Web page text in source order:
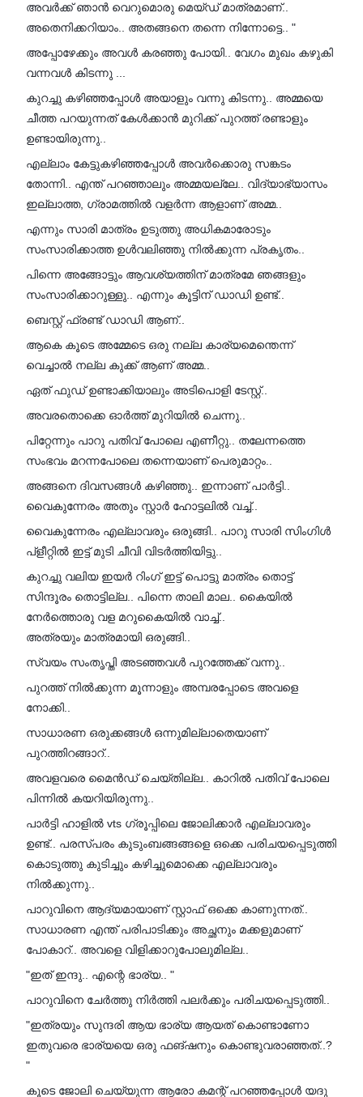
അവർക്ക് ഞാൻ വെറുമൊരു മെയ്ഡ് മാത്രമാണ്..
അതെനിക്കറിയാം.. അതങ്ങനെ തന്നെ നിന്നോട്ടെ.. "
അപ്പോഴേക്കും അവൾ കരഞ്ഞു പോയി.. വേഗം മുഖം കഴുകി
വന്നവൾ കിടന്നു ...
കുറച്ചു കഴിഞ്ഞപ്പോൾ അയാളും വന്നു കിടന്നു.. അമ്മയെ
ചീത്ത പറയുന്നത് കേൾക്കാൻ മുറിക്ക് പുറത്ത് രണ്ടാളും
ഉണ്ടായിരുന്നു..
എല്ലാം കേട്ടുകഴിഞ്ഞപ്പോൾ അവർക്കൊരു സങ്കടം
തോന്നി.. എന്ത് പറഞ്ഞാലും അമ്മയല്ലേ.. വിദ്യാഭ്യാസം
ഇല്ലാത്ത, ഗ്രാമത്തിൽ വളർന്ന ആളാണ് അമ്മ..
എന്നും സാരി മാത്രം ഉടുത്തു അധികമാരോടും
സംസാരിക്കാത്ത ഉൾവലിഞ്ഞു നിൽക്കുന്ന പ്രകൃതം..
പിന്നെ അങ്ങോട്ടും ആവശ്യത്തിന് മാത്രമേ ഞങ്ങളും
സംസാരിക്കാറുള്ളു.. എന്നും കൂട്ടിന് ഡാഡി ഉണ്ട്..
ബെസ്റ്റ് ഫ്രണ്ട് ഡാഡി ആണ്..
ആകെ കൂടെ അമ്മേടെ ഒരു നല്ല കാര്യമെന്തെന്ന്
വെച്ചാൽ നല്ല കുക്ക് ആണ് അമ്മ..
ഏത് ഫുഡ് ഉണ്ടാക്കിയാലും അടിപൊളി ടേസ്റ്റ്..
അവരതൊക്കെ ഓർത്ത് മുറിയിൽ ചെന്നു..
പിറ്റേന്നും പാറു പതിവ് പോലെ എണീറ്റു.. തലേന്നത്തെ
സംഭവം മറന്നപോലെ തന്നെയാണ് പെരുമാറ്റം..
അങ്ങനെ ദിവസങ്ങൾ കഴിഞ്ഞു.. ഇന്നാണ് പാർട്ടി..
വൈകുന്നേരം അതും സ്റ്റാർ ഹോട്ടലിൽ വച്ച്..
വൈകുന്നേരം എല്ലാവരും ഒരുങ്ങി.. പാറു സാരി സിംഗിൾ
പ്ളീറ്റിൽ ഇട്ട് മുടി ചീവി വിടർത്തിയിട്ടു..
കുറച്ചു വലിയ ഇയർ റിംഗ് ഇട്ട് പൊട്ടു മാത്രം തൊട്ട്
സിന്ദൂരം തൊട്ടില്ല.. പിന്നെ താലി മാല.. കൈയിൽ
നേർത്തൊരു വള മറുകൈയിൽ വാച്ച്..
അത്രയും മാത്രമായി ഒരുങ്ങി..
സ്വയം സംതൃപ്തി അടഞ്ഞവൾ പുറത്തേക്ക് വന്നു..
പുറത്ത് നിൽക്കുന്ന മൂന്നാളും അമ്പരപ്പോടെ അവളെ
നോക്കി..
സാധാരണ ഒരുക്കങ്ങൾ ഒന്നുമില്ലാതെയാണ്
പുറത്തിറങ്ങാറ്..
അവളവരെ മൈൻഡ് ചെയ്തില്ല.. കാറിൽ പതിവ് പോലെ
പിന്നിൽ കയറിയിരുന്നു..
പാർട്ടി ഹാളിൽ vts ഗ്രൂപ്പിലെ ജോലിക്കാർ എല്ലാവരും
ഉണ്ട്.. പരസ്പരം കുടുംബങ്ങങ്ങളെ ഒക്കെ പരിചയപ്പെടുത്തി
കൊടുത്തു കുടിച്ചും കഴിച്ചുമൊക്കെ എല്ലാവരും
നിൽക്കുന്നു..
പാറുവിനെ ആദ്യമായാണ് സ്റ്റാഫ് ഒക്കെ കാണുന്നത്..
സാധാരണ എന്ത് പരിപാടിക്കും അച്ഛനും മക്കളുമാണ്
പോകാറ്.. അവളെ വിളിക്കാറുപോലുമില്ല..
"ഇത് ഇന്ദു.. എന്റെ ഭാര്യ.. "
പാറുവിനെ ചേർത്തു നിർത്തി പലർക്കും പരിചയപ്പെടുത്തി..
"ഇത്രയും സുന്ദരി ആയ ഭാര്യ ആയത് കൊണ്ടാണോ
ഇതുവരെ ഭാര്യയെ ഒരു ഫങ്ഷനും കൊണ്ടുവരാഞ്ഞത്..?
"
കൂടെ ജോലി ചെയ്യുന്ന ആരോ കമന്റ് പറഞ്ഞപ്പോൾ യദു